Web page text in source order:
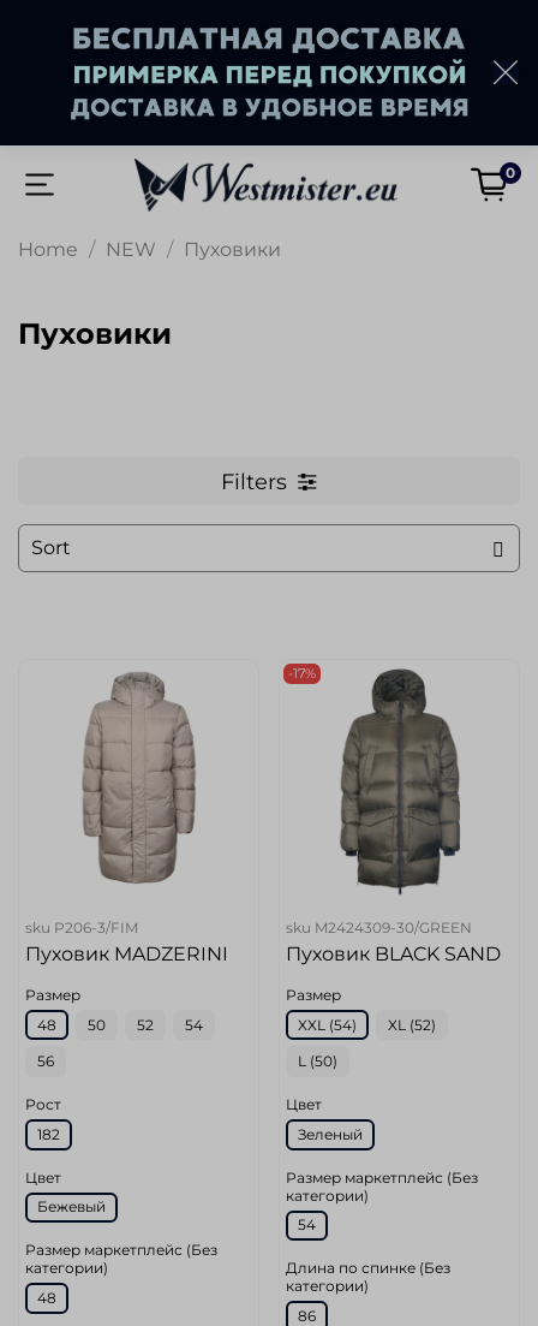
0
Home NEW Пуховики
Пуховики
Filters
sku P206-3/FIM
Пуховик MADZERINI
Размер
48
50 52 54
56
Рост
182
Цвет
Бежевый
Размер маркетплейс (Без
категории)
48
-17%
sku M2424309-30/GREEN
Пуховик BLACK SAND
Размер
XXL (54)
XL (52)
L (50)
Цвет
Зеленый
Размер маркетплейс (Без
категории)
54
Длина по спинке (Без
категории)
86